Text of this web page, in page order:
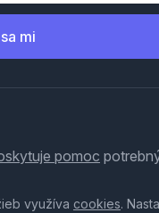
mi
pomoc
využíva cookies.